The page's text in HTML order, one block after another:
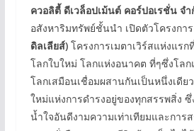
ควอลิตี้ ดีเวล็อปเม้นต์ คอร์ปอเรชั่น จำ
อสังหาริมทรัพย์ชั้นนำ เปิดตัวโครงการ
ดิลเลียส์)โครงการเมตาเวิร์สแห่งแร
โลกใบใหม่ โลกแห่งอนาคต ที่ๆซึ่งโลก
โลกเสมือนเชื่อมผสานกันเป็นหนึ่งเดีย
ใหม่แห่งการดำรงอยู่ของทุกสรรพสิ่ง
น้ำใจอันดีงามความเท่าเทียมและการ